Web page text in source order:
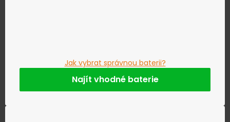
Jak vybrat správnou baterii?
Najít vhodné baterie